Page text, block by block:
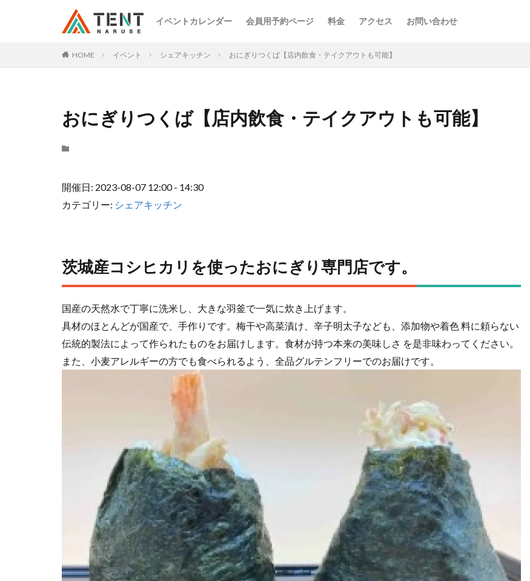
イベントカレンダー 会員用予約ページ 料金 アクセス お問い合わせ
HOME イベント シェアキッチン おにぎりつくば【店内飲食・テイクアウトも可能】
おにぎりつくば【店内飲食・テイクアウトも可能】
開催日: 2023-08-07 12:00 - 14:30
カテゴリー: シェアキッチン
茨城産コシヒカリを使ったおにぎり専門店です。
国産の天然水で丁寧に洗米し、大きな羽釜で一気に炊き上げます。
具材のほとんどが国産で、手作りです。梅干や高菜漬け、辛子明太子なども、添加物や着色 料に頼らない
伝統的製法によって作られたものをお届けします。食材が持つ本来の美味しさ を是非味わってください。
また、小麦アレルギーの方でも食べられるよう、全品グルテンフリーでのお届けです。